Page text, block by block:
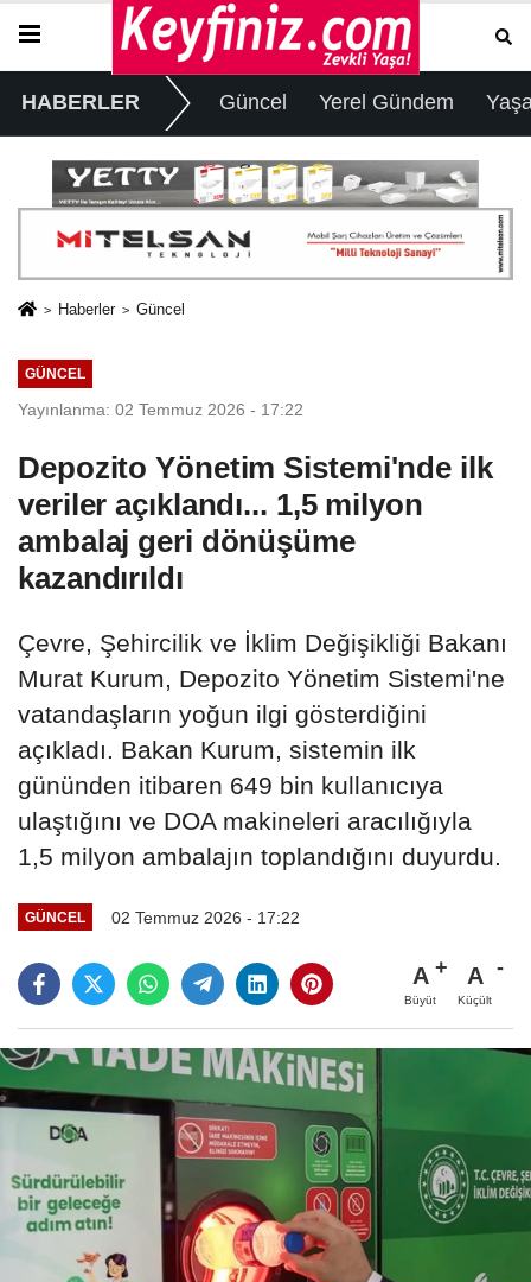
HABERLER Güncel Yerel Gündem
Haberler Güncel
GÜNCEL
Yayınlanma: 02 Temmuz 2026 - 17:22
Depozito Yönetim Sistemi'nde ilk
veriler açıklandı... 1,5 milyon
ambalaj geri dönüşüme
kazandırıldı
Çevre, Şehircilik ve İklim Değişikliği Bakanı
Murat Kurum, Depozito Yönetim Sistemi'ne
vatandaşların yoğun ilgi gösterdiğini
açıkladı. Bakan Kurum, sistemin ilk
gününden itibaren 649 bin kullanıcıya
ulaştığını ve DOA makineleri aracılığıyla
1,5 milyon ambalajın toplandığını duyurdu.
GÜNCEL 02 Temmuz 2026 - 17:22
A
Büyüt
A
Küçült